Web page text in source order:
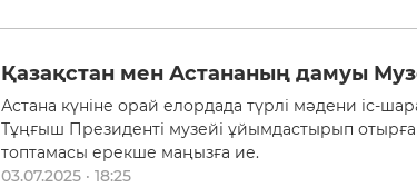
Қазақстан мен Астананың дамуы
Астана күніне орай елордада түрлі мәдени іс-
Тұңғыш Президенті музейі ұйымдастырып
топтамасы ерекше маңызға ие.
03.07.2025 · 18:25